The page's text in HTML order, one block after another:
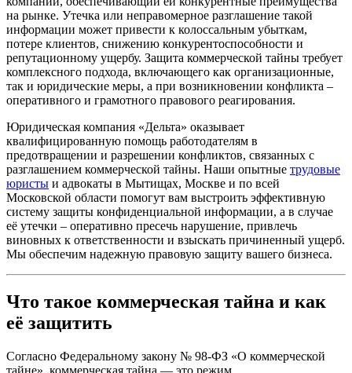
на рынке. Утечка или неправомерное разглашение такой
информации может привести к колоссальным убыткам,
потере клиентов, снижению конкурентоспособности и
репутационному ущербу. Защита коммерческой тайны требует
комплексного подхода, включающего как организационные,
так и юридические меры, а при возникновении конфликта –
оперативного и грамотного правового реагирования.
Юридическая компания «Дельта» оказывает
квалифицированную помощь работодателям в
предотвращении и разрешении конфликтов, связанных с
разглашением коммерческой тайны. Наши опытные трудовые
юристы и адвокаты в Мытищах, Москве и по всей
Московской области помогут вам выстроить эффективную
систему защиты конфиденциальной информации, а в случае
её утечки – оперативно пресечь нарушение, привлечь
виновных к ответственности и взыскать причиненный ущерб.
Мы обеспечим надежную правовую защиту вашего бизнеса.
Что такое коммерческая тайна и как
её защитить
Согласно Федеральному закону № 98-ФЗ «О коммерческой
тайне», коммерческая тайна — это режим